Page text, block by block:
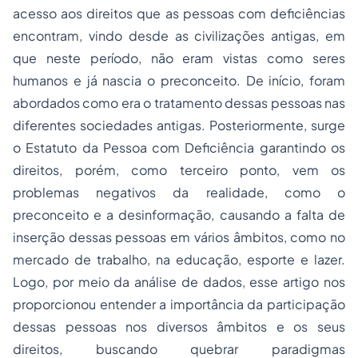
acesso aos direitos que as pessoas com deficiências
encontram, vindo desde as civilizações antigas, em
que neste período, não eram vistas como seres
humanos e já nascia o preconceito. De início, foram
abordados como era o tratamento dessas pessoas nas
diferentes sociedades antigas. Posteriormente, surge
o Estatuto da Pessoa com Deficiência garantindo os
direitos, porém, como terceiro ponto, vem os
problemas negativos da realidade, como o
preconceito e a desinformação, causando a falta de
inserção dessas pessoas em vários âmbitos, como no
mercado de trabalho, na educação, esporte e lazer.
Logo, por meio da análise de dados, esse artigo nos
proporcionou entender a importância da participação
dessas pessoas nos diversos âmbitos e os seus
direitos, buscando quebrar paradigmas